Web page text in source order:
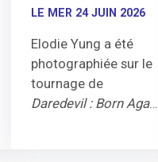
LE MER 24 JUIN 2026
Elodie Yung a été
photographiée sur le
tournage de
Daredevil : Born Again